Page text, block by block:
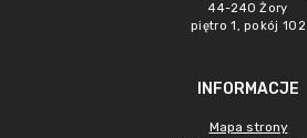
44-240 Żory
piętro 1, pokój 102
INFORMACJE
Mapa strony